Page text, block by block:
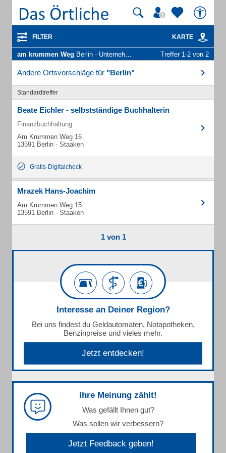
FILTER KARTE
am krummen Weg Berlin - Unternehmen und Personen Treffer 1-2 von 2
Andere Ortsvorschläge für "Berlin"
Standardtreffer
Beate Eichler - selbstständige Buchhalterin
Finanzbuchhaltung
Am Krummen Weg 16
13591 Berlin - Staaken
Gratis-Digitalcheck
Mrazek Hans-Joachim
Am Krummen Weg 15
13591 Berlin - Staaken
1 von 1
Interesse an Deiner Region?
Bei uns findest du Geldautomaten, Notapotheken,
Benzinpreise und vieles mehr.
Jetzt entdecken!
Ihre Meinung zählt!
Was gefällt Ihnen gut?
Was sollen wir verbessern?
Jetzt Feedback geben!